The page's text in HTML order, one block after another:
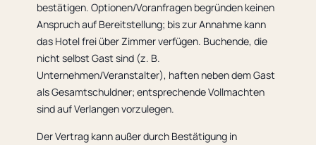
bestätigen. Optionen/Voranfragen begründen keinen
Anspruch auf Bereitstellung; bis zur Annahme kann
das Hotel frei über Zimmer verfügen. Buchende, die
nicht selbst Gast sind (z. B.
Unternehmen/Veranstalter), haften neben dem Gast
als Gesamtschuldner; entsprechende Vollmachten
sind auf Verlangen vorzulegen.
Der Vertrag kann außer durch Bestätigung in